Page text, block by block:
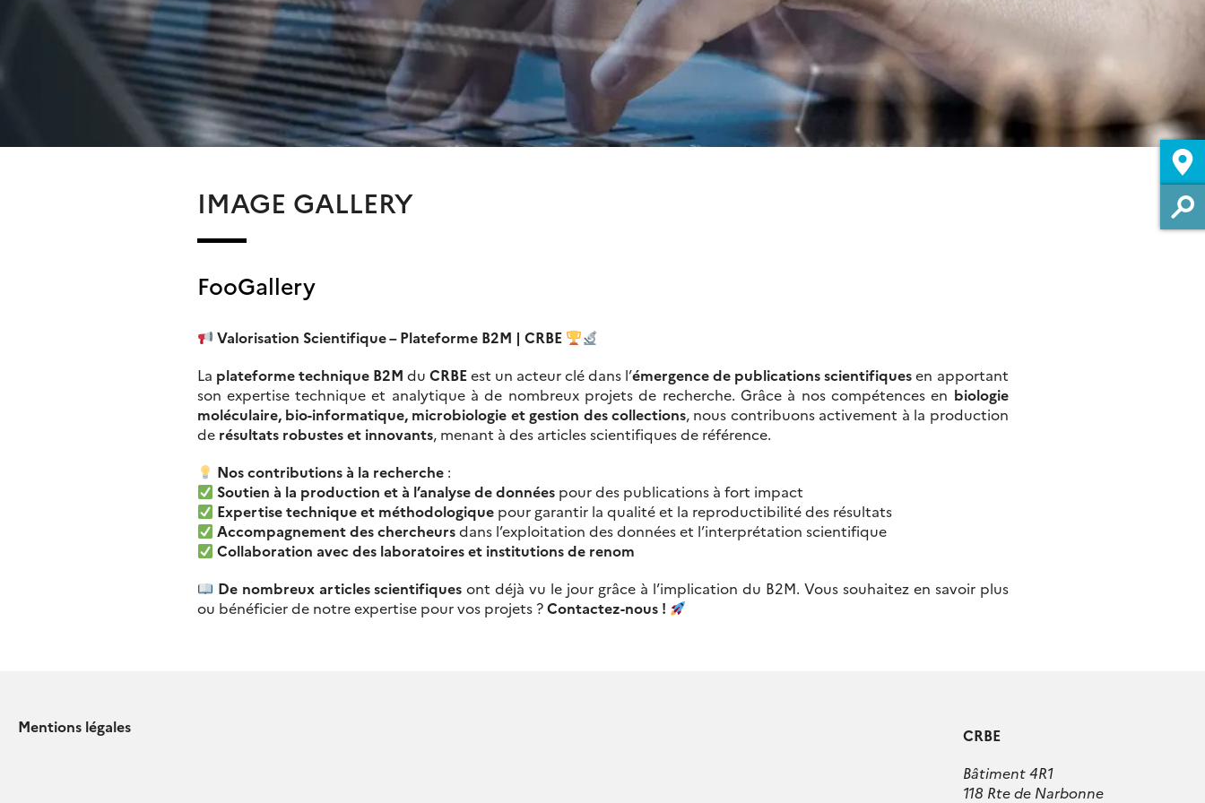
IMAGE GALLERY
FooGallery
Valorisation Scientifique – Plateforme B2M | CRBE
La plateforme technique B2M du CRBEest un acteur clé dans l’émergence de publications scientifiquesen apportant
son expertise technique et analytique à de nombreux projets de recherche. Grâce à nos compétences en biologie
moléculaire, bio-informatique, microbiologie et gestion des collections, nous contribuons activement à la production
de résultats robustes et innovants, menant à des articles scientifiques de référence.
Nos contributions à la recherche:
Soutien à la production et à l’analyse de donnéespour des publications à fort impact
Expertise technique et méthodologiquepour garantir la qualité et la reproductibilité des résultats
Accompagnement des chercheursdans l’exploitation des données et l’interprétation scientifique
Collaboration avec des laboratoires et institutions de renom
De nombreux articles scientifiques ont déjà vu le jour grâce à l’implication du B2M. Vous souhaitez en savoir plus
ou bénéficier de notre expertise pour vos projets ?Contactez-nous !
Mentions légales
CRBE
Bâtiment 4R1
118 Rte de Narbonne